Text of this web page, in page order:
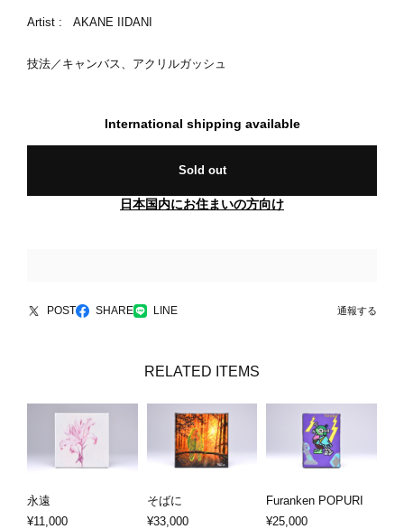
Artist : AKANE IIDANI
技法／キャンバス、アクリルガッシュ
International shipping available
Sold out
日本国内にお住まいの方向け
POST SHARE LINE 通報する
RELATED ITEMS
永遠
¥11,000
そばに
¥33,000
Furanken POPURI
¥25,000